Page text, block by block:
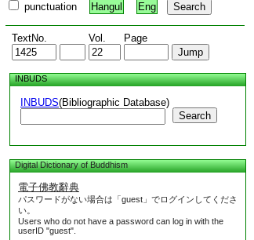
punctuation Hangul Eng
TextNo. Vol. Page
INBUDS
INBUDS(Bibliographic Database)
Search
Digital Dictionary of Buddhism
電子佛教辭典
パスワードがない場合は「guest」でログインしてくださ
い。
Users who do not have a password can log in with the
userID "guest".